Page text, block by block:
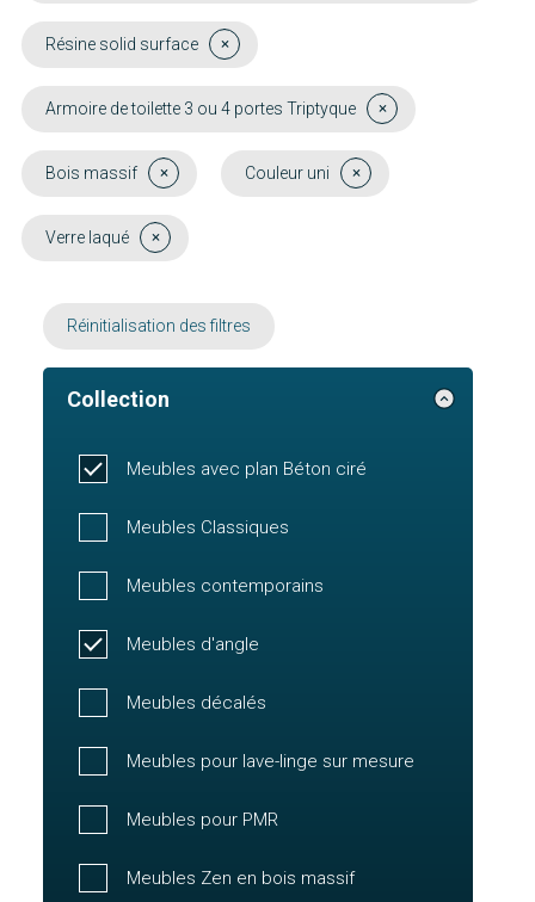
Résine solid surface
Armoire de toilette 3 ou 4 portes Triptyque
Bois massif Couleur uni
Verre laqué
Réinitialisation des filtres
Collection
Meubles avec plan Béton ciré
Meubles Classiques
Meubles contemporains
Meubles d'angle
Meubles décalés
Meubles pour lave-linge sur mesure
Meubles pour PMR
Meubles Zen en bois massif